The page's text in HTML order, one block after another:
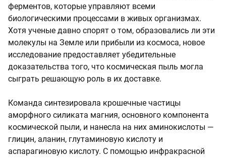
ферментов, которые управляют всеми
биологическими процессами в живых организмах.
Хотя ученые давно спорят о том, образовались ли эти
молекулы на Земле или прибыли из космоса, новое
исследование предоставляет убедительные
доказательства того, что космическая пыль могла
сыграть решающую роль в их доставке.
Команда синтезировала крошечные частицы
аморфного силиката магния, основного компонента
космической пыли, и нанесла на них аминокислоты —
глицин, аланин, глутаминовую кислоту и
аспарагиновую кислоту. С помощью инфракрасной